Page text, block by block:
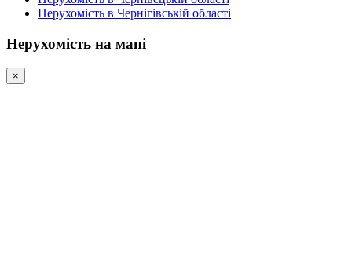
Нерухомість в Чернігівській області
Нерухомість на мапі
×